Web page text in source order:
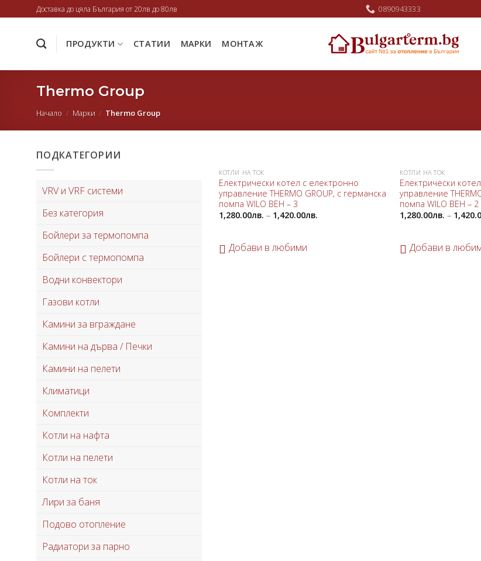
to
Доставка до цяла България от 20лв до 80лв 0890943333
ПРОДУКТИ СТАТИИ МАРКИ МОНТАЖ
Thermo Group
Начало / Марки / Thermo Group
ПОДКАТЕГОРИИ
VRV и VRF системи
Без категория
Бойлери за термопомпа
Бойлери с термопомпа
Водни конвектори
Газови котли
Камини за вграждане
Камини на дърва / Печки
Камини на пелети
Климатици
Комплекти
Котли на нафта
Котли на пелети
Котли на ток
Лири за баня
Подово отопление
Радиатори за парно
Добави
любими
КОТЛИ НА ТОК
Електрически котел с електронно
управление THERMO GROUP, с германска
помпа WILO ВЕН – 3
1,280.00лв. – 1,420.00лв.
Добави в любими
КОТЛИ НА ТОК
Електрически
управление
помпа WILO ВЕН – 2
1,280.00лв. –
Добави в